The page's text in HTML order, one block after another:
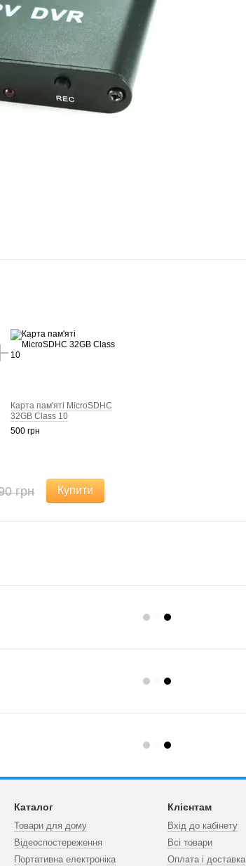
Карта пам'яті MicroSDHC
32GB Class 10
500 грн
грн Купити
Каталог
Товари для дому
Відеоспостереження
Портативна електроніка
Клієнтам
Вхід до кабінету
Всі товари
Оплата і доставка